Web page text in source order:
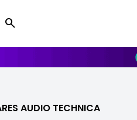
AUDIO TECHNICA